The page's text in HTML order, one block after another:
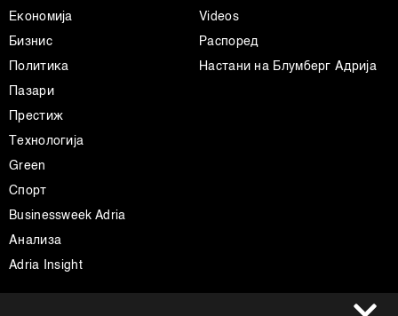
Економија
Бизнис
Политика
Пазари
Престиж
Технологија
Green
Спорт
Businessweek Adria
Анализа
Adria Insight
Videos
Распоред
Настани на Блумберг Адрија